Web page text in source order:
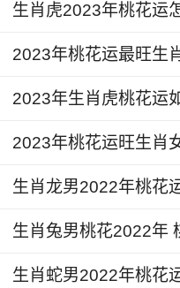
桃花运比较差那也没
只不过早晚而已，所
生肖虎2023年桃花运
2023年桃花运最旺生
2023年生肖虎桃花运
2023年桃花运旺生肖
生肖龙男2022年桃花
生肖兔男桃花2022年
生肖蛇男2022年桃花